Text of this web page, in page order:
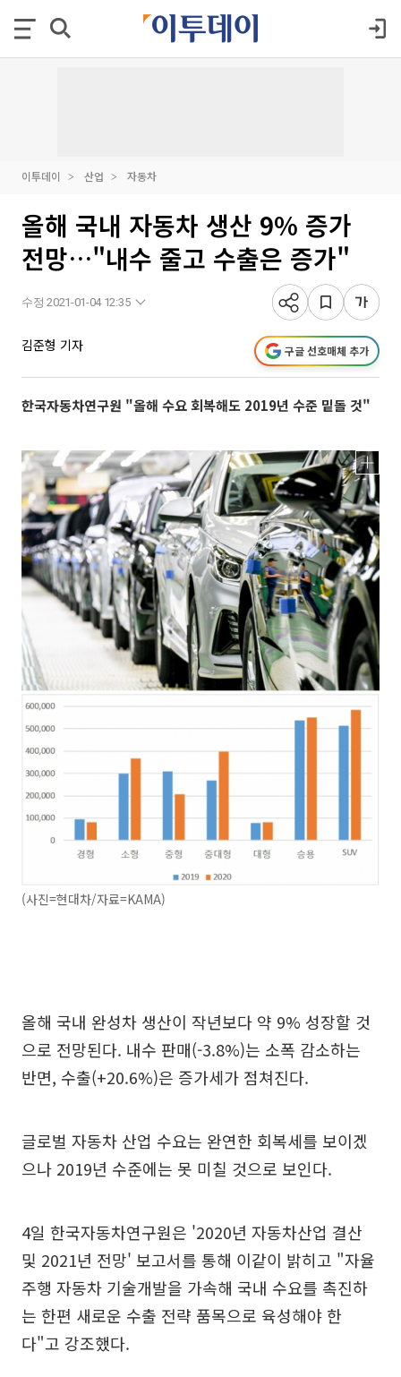
이투데이 산업 자동차
올해 국내 자동차 생산 9% 증가
전망…"내수 줄고 수출은 증가"
수정 2021-01-04 12:35
김준형 기자 구글 선호매체 추가
한국자동차연구원 "올해 수요 회복해도 2019년 수준 밑돌 것"
(사진=현대차/자료=KAMA)
올해 국내 완성차 생산이 작년보다 약 9% 성장할 것
으로 전망된다. 내수 판매(-3.8%)는 소폭 감소하는
반면, 수출(+20.6%)은 증가세가 점쳐진다.
글로벌 자동차 산업 수요는 완연한 회복세를 보이겠
으나 2019년 수준에는 못 미칠 것으로 보인다.
4일 한국자동차연구원은 '2020년 자동차산업 결산
및 2021년 전망' 보고서를 통해 이같이 밝히고 "자율
주행 자동차 기술개발을 가속해 국내 수요를 촉진하
는 한편 새로운 수출 전략 품목으로 육성해야 한
다"고 강조했다.